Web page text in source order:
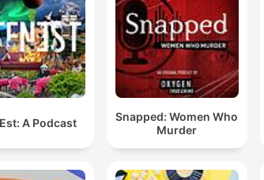
A Podcast
Snapped: Women Who
Murder